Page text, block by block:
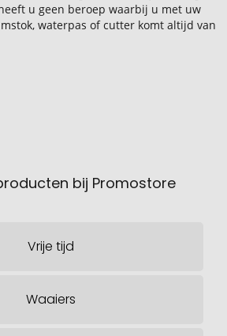
u geen beroep waarbij u met uw
waterpas of cutter komt altijd van
bij Promostore
Vrije tijd
Waaiers